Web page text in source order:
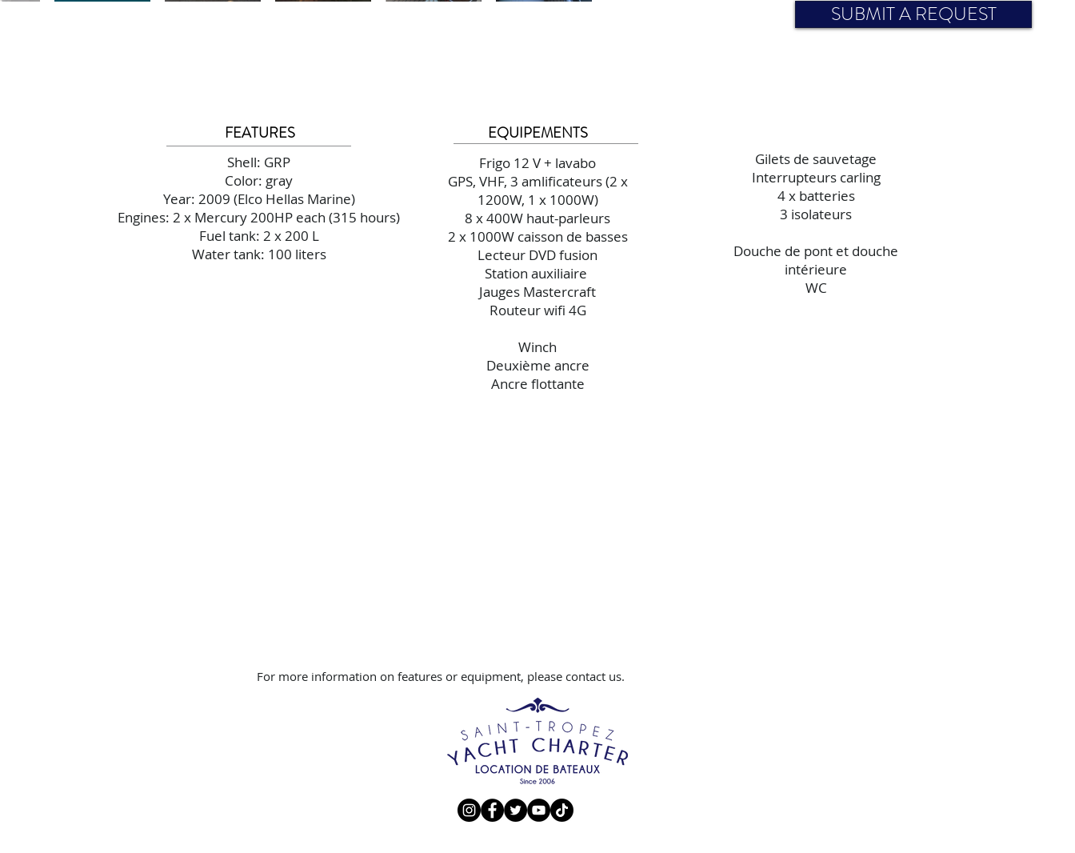
SUBMIT A REQUEST
FEATURES
Shell: GRP
Color: gray
Year: 2009 (Elco Hellas Marine)
Engines: 2 x Mercury 200HP each (315 hours)
Fuel tank: 2 x 200 L
Water tank: 100 liters
EQUIPEMENTS
Frigo 12 V + lavabo
GPS, VHF, 3 amlificateurs (2 x
1200W, 1 x 1000W)
8 x 400W haut-parleurs
2 x 1000W caisson de basses
Lecteur DVD fusion
Station auxiliaire
Jauges Mastercraft
Routeur wifi 4G
Winch
Deuxième ancre
Ancre flottante
Gilets de sauvetage
Interrupteurs carling
4 x batteries
3 isolateurs
Douche de pont et douche
intérieure
WC
For more information on features or equipment, please contact us.